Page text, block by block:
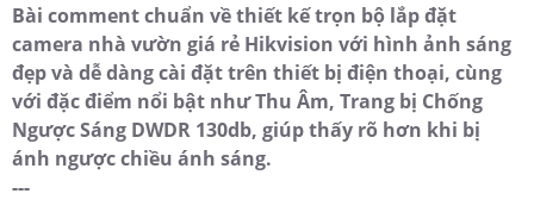
Bài comment chuẩn về thiết kế trọn bộ lắp đặt
camera nhà vườn giá rẻ Hikvision với hình ảnh sáng
đẹp và dễ dàng cài đặt trên thiết bị điện thoại, cùng
với đặc điểm nổi bật như Thu Âm, Trang bị Chống
Ngược Sáng DWDR 130db, giúp thấy rõ hơn khi bị
ánh ngược chiều ánh sáng.
---